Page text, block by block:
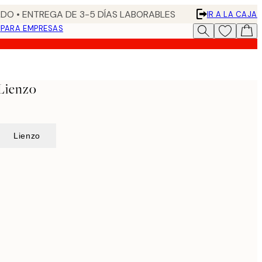
• ENTREGA DE 3-5 DÍAS LABORABLES
IR A LA CAJA
PARA EMPRESAS
Lienzo